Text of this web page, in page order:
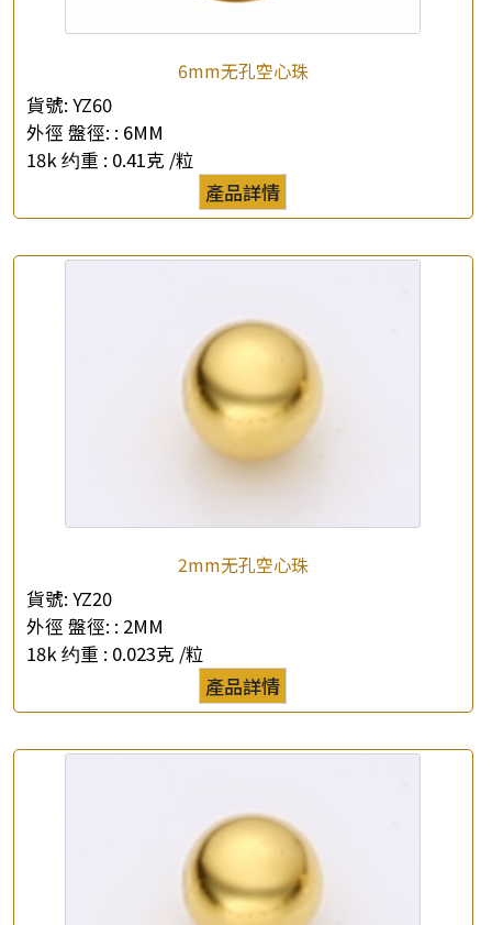
查詢以下產品
6mm无孔空心珠
貨號: YZ60
外徑 盤徑: : 6MM
18k 约重 : 0.41克 /粒
產品詳情
2mm无孔空心珠
貨號: YZ20
外徑 盤徑: : 2MM
18k 约重 : 0.023克 /粒
產品詳情